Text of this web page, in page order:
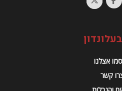
אצלנו
קשר